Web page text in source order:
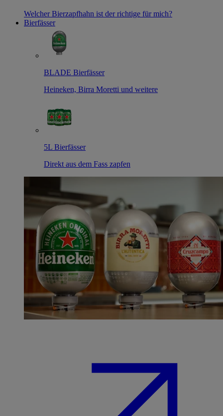
Welcher Bierzapfhahn ist der richtige für mich?
Bierfässer
BLADE Bierfässer
Heineken, Birra Moretti und weitere
5L Bierfässer
Direkt aus dem Fass zapfen